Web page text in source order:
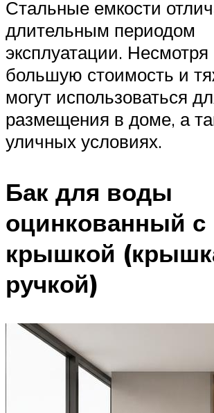
Стальные емкости
длительным периодом
эксплуатации. Несмотря
большую стоимость и
могут использоваться
размещения в доме, а
уличных условиях.
Бак для воды
оцинкованный с
крышкой
ручкой)